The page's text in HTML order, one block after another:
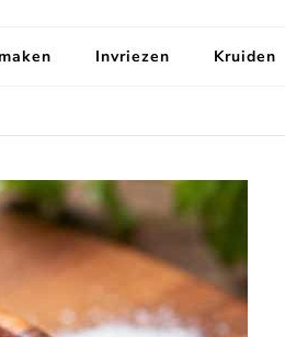
Invriezen Kruiden